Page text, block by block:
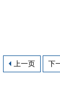
上一页 下